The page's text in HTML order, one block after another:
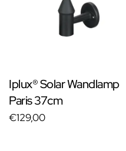
Iplux® Solar Wandlamp
Paris 37cm
€129,00